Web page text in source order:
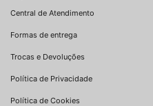
Central de Atendimento
Formas de entrega
Trocas e Devoluções
Política de Privacidade
Política de Cookies